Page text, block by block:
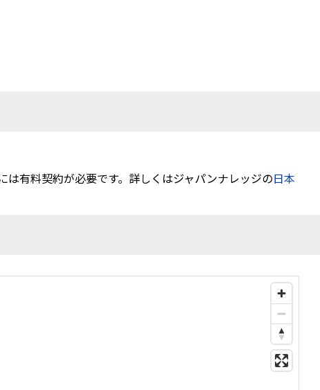
有料契約が必要です。詳しくはジャパンナレッジの日本